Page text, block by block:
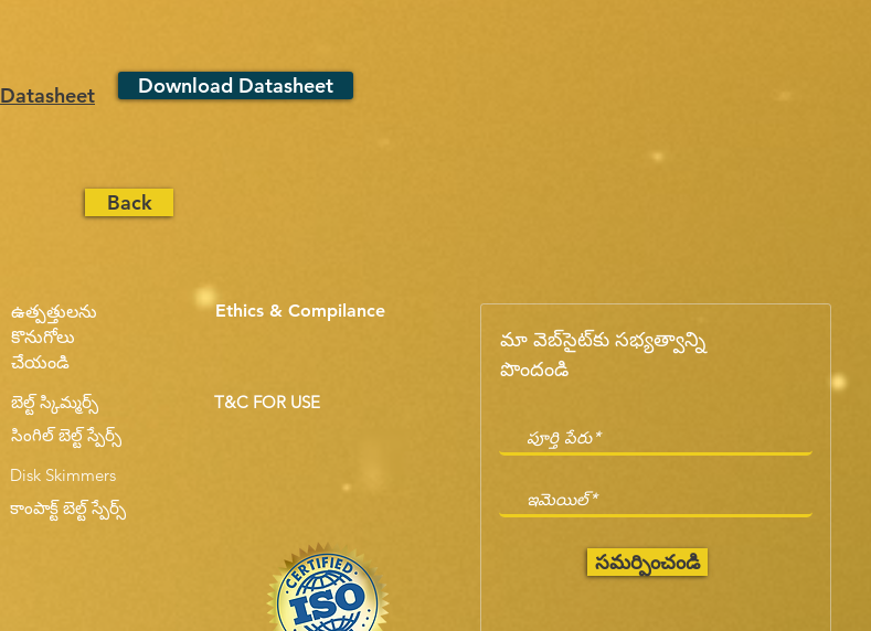
Download Datasheet
Datasheet
Back
ఉత్పత్తులను
కొనుగోలు
చేయండి
బెల్ట్ స్కిమ్మర్స్
Ethics & Compilance
T&C FOR USE
సింగిల్ బెల్ట్ స్పేర్స్
Disk Skimmers
కాంపాక్ట్ బెల్ట్ స్పేర్స్
మా వెబ్‌సైట్‌కు సభ్యత్వాన్ని
పొందండి
సమర్పించండి